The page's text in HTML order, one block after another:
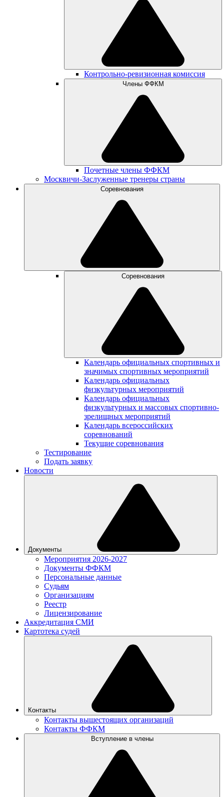
Контрольно-ревизионная комиссия
Члены ФФКМ
Почетные члены ФФКМ
Москвичи-Заслуженные тренеры страны
Соревнования
Соревнования
Календарь официальных спортивных и
значимых спортивных мероприятий
Календарь официальных
физкультурных мероприятий
Календарь официальных
физкультурных и массовых спортивно-
зрелищных мероприятий
Календарь всероссийских
соревнований
Текущие соревнования
Тестирование
Подать заявку
Новости
Документы
Мероприятия 2026-2027
Документы ФФКМ
Персональные данные
Судьям
Организациям
Реестр
Лицензирование
Аккредитация СМИ
Картотека судей
Контакты
Контакты вышестоящих организаций
Контакты ФФКМ
Вступление в члены